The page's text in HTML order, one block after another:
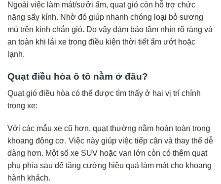
Ngoài việc làm mát/sưởi ấm, quạt gió còn hỗ trợ chức
năng sấy kính. Nhờ đó giúp nhanh chóng loại bỏ sương
mù trên kính chắn gió. Do vậy đảm bảo tầm nhìn rõ ràng và
an toàn khi lái xe trong điều kiện thời tiết ẩm ướt hoặc
lạnh.
Quạt điều hòa ô tô nằm ở đâu?
Quạt gió điều hòa có thể được tìm thấy ở hai vị trí chính
trong xe:
Với các mẫu xe cũ hơn, quạt thường nằm hoàn toàn trong
khoang động cơ. Việc này giúp việc tiếp cận và thay thế dễ
dàng hơn. Một số xe SUV hoặc van lớn còn có thêm quạt
phụ phía sau để tăng cường hiệu quả làm mát cho khoang
hành khách.